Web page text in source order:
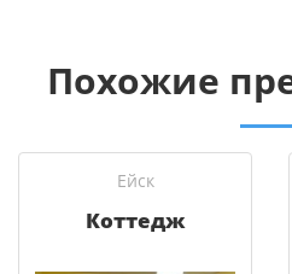
Похожие
Ейск
Коттедж